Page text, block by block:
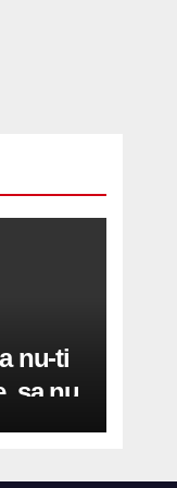
nu-ti
sa nu
sa